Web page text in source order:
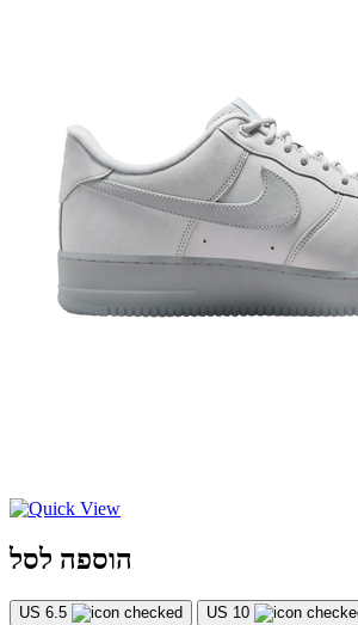
הוספה לסל
US 6.5 US 10